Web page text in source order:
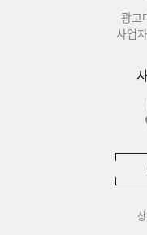
광고
사업